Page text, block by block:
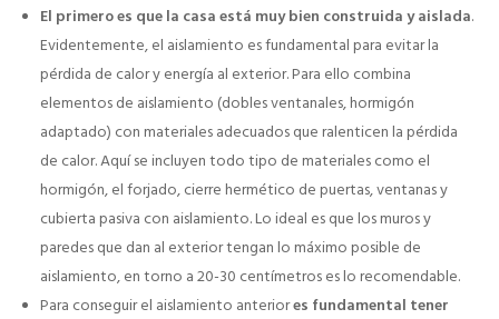
El primero es que la casa está muy bien construida y aislada.
Evidentemente, el aislamiento es fundamental para evitar la
pérdida de calor y energía al exterior. Para ello combina
elementos de aislamiento (dobles ventanales, hormigón
adaptado) con materiales adecuados que ralenticen la pérdida
de calor. Aquí se incluyen todo tipo de materiales como el
hormigón, el forjado, cierre hermético de puertas, ventanas y
cubierta pasiva con aislamiento. Lo ideal es que los muros y
paredes que dan al exterior tengan lo máximo posible de
aislamiento, en torno a 20-30 centímetros es lo recomendable.
Para conseguir el aislamiento anteriores fundamental tener